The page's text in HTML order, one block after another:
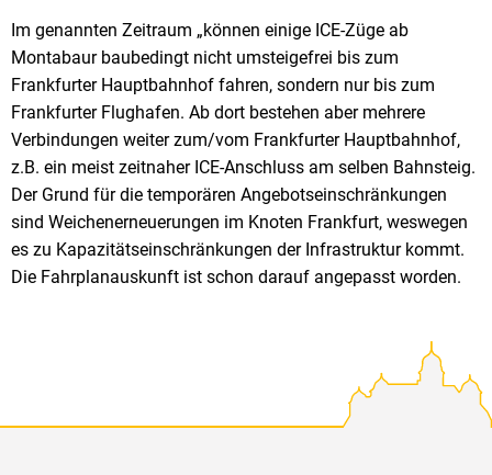
Im genannten Zeitraum „können einige ICE-Züge ab
Montabaur baubedingt nicht umsteigefrei bis zum
Frankfurter Hauptbahnhof fahren, sondern nur bis zum
Frankfurter Flughafen. Ab dort bestehen aber mehrere
Verbindungen weiter zum/vom Frankfurter Hauptbahnhof,
z.B. ein meist zeitnaher ICE-Anschluss am selben Bahnsteig.
Der Grund für die temporären Angebotseinschränkungen
sind Weichenerneuerungen im Knoten Frankfurt, weswegen
es zu Kapazitätseinschränkungen der Infrastruktur kommt.
Die Fahrplanauskunft ist schon darauf angepasst worden.